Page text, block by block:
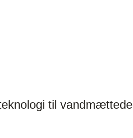
til vandmættede